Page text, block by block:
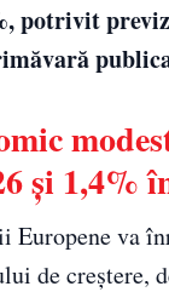
potrivit
și 1,4%
Europene va
de creștere,